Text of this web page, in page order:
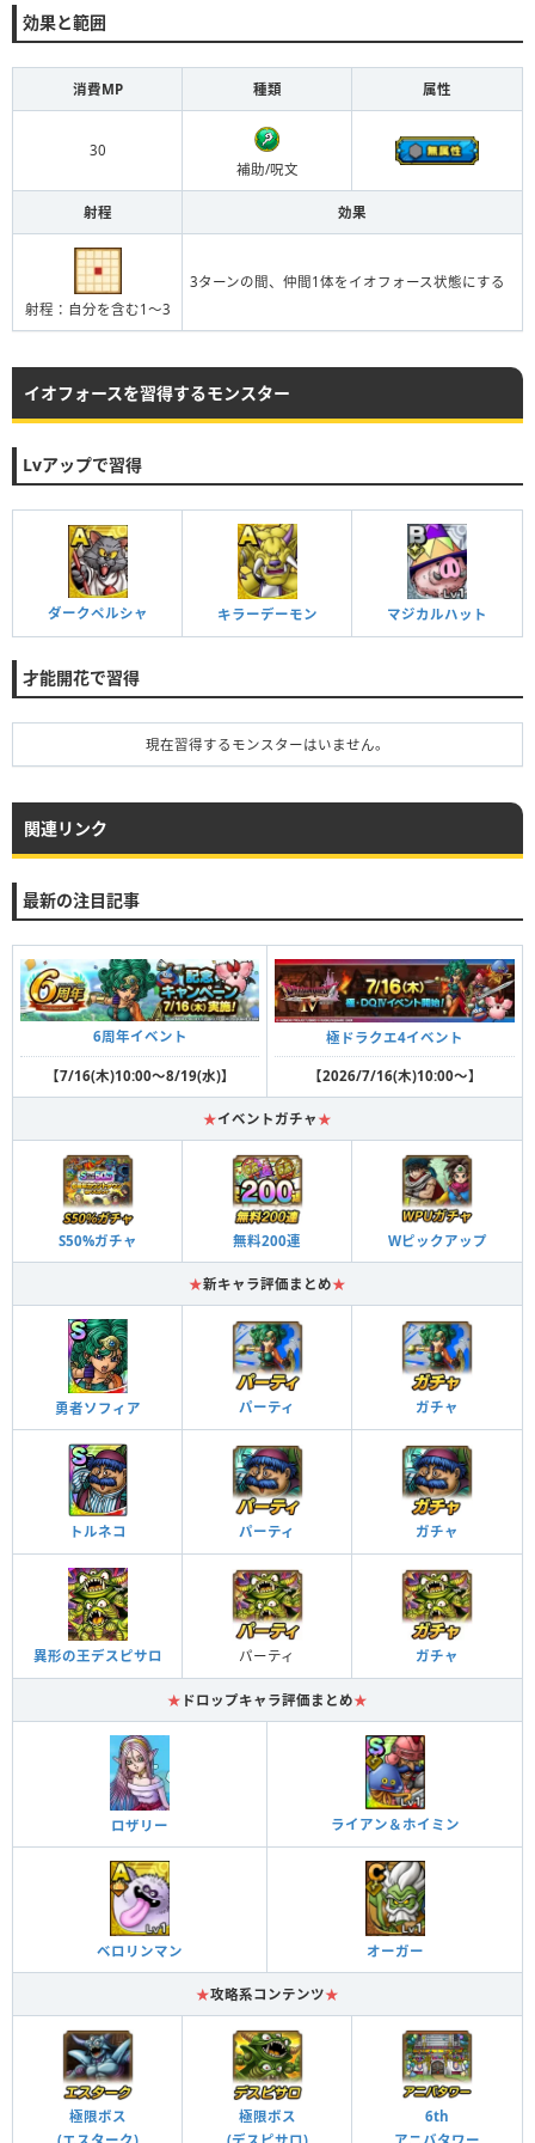
効果と範囲
消費MP 種類 属性
30
補助/呪文
射程 効果
射程：自分を含む1〜3
3ターンの間、仲間1体をイオフォース状態にする
イオフォースを習得するモンスター
Lvアップで習得
ダークペルシャ キラーデーモン マジカルハット
才能開花で習得
現在習得するモンスターはいません。
関連リンク
最新の注目記事
6周年イベント
【7/16(木)10:00～8/19(水)】
極ドラクエ4イベント
【2026/7/16(木)10:00～】
★イベントガチャ ★
S50%ガチャ 無料200連 Wピックアップ
★新キャラ評価まとめ★
勇者ソフィア パーティ ガチャ
トルネコ パーティ ガチャ
異形の王デスピサロ パーティ ガチャ
★ ドロップキャラ評価まとめ★
ロザリー ライアン＆ホイミン
ベロリンマン オーガー
★攻略系コンテンツ★
極限ボス
極限ボス
6th